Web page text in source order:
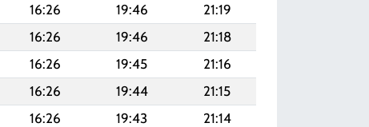
16:26 19:46
21:19
16:26 19:46
21:18
16:26 19:45
21:16
16:26 19:44
21:15
16:26 19:43
21:14